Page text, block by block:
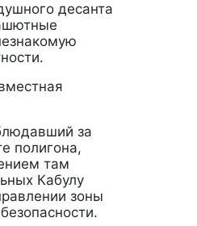
десанта
за
полигона,
там
Кабулу
зоны